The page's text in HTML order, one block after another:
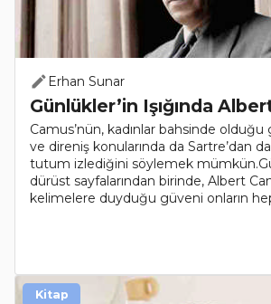
Erhan Sunar
Günlükler’in Işığında
Camus’nün, kadınlar bahsinde olduğu
ve direniş konularında da Sartre’dan
tutum izlediğini söylemek
dürüst sayfalarından birinde, Albert
kelimelere duyduğu güveni onların
Kitap